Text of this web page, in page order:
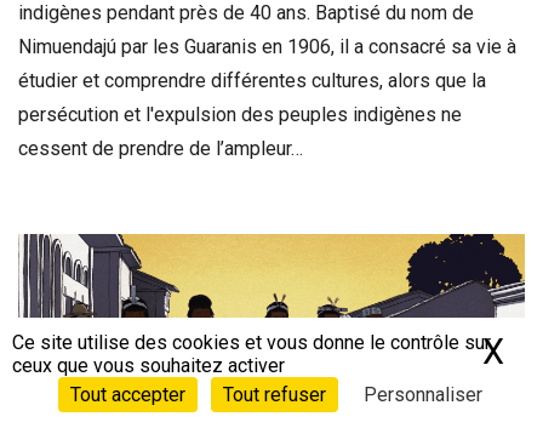
indigènes pendant près de 40 ans. Baptisé du nom de
Nimuendajú par les Guaranis en 1906, il a consacré sa vie à
étudier et comprendre différentes cultures, alors que la
persécution et l'expulsion des peuples indigènes ne
cessent de prendre de l’ampleur…
Voir la bande-annonce
Ce site utilise des cookies et vous donne le contrôle sur
ceux que vous souhaitez activer
Tout accepter
Tout refuser Personnaliser
X